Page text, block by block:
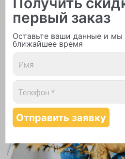
Печать логотипа
Арки и гирлянды из шаров
первый заказ
Оставьте ваши данные и
ближайшее время